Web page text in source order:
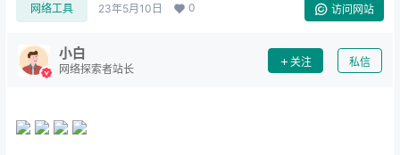
网络工具 23年5月10日 0 访问网站
小白
网络探索者站长
关注 私信